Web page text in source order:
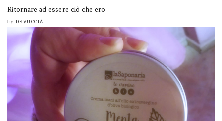
Ritornare ad essere ciò che ero
by DEVUCCIA